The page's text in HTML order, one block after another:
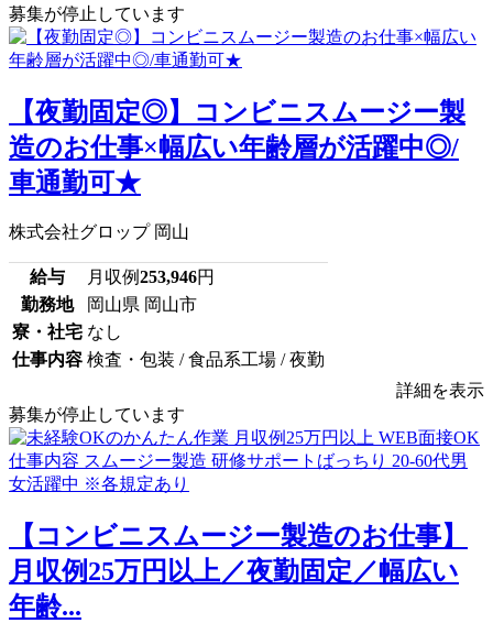
募集が停止しています
【夜勤固定◎】コンビニスムージー製
造のお仕事×幅広い年齢層が活躍中◎/
車通勤可★
株式会社グロップ 岡山
給与 月収例253,946円
勤務地
岡山県 岡山市
寮・社宅 なし
仕事内容 検査・包装 / 食品系工場 / 夜勤
詳細を表示
募集が停止しています
【コンビニスムージー製造のお仕事】
月収例25万円以上／夜勤固定／幅広い
年齢...